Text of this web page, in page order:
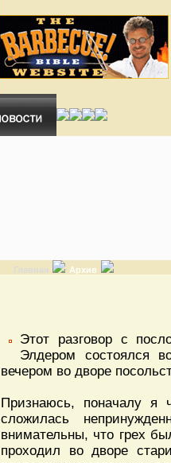
Главная Архив
Этот разговор с
Элдером состоялся
вечером во дворе
Признаюсь, поначалу я
сложилась
внимательны, что грех
проходил во дворе